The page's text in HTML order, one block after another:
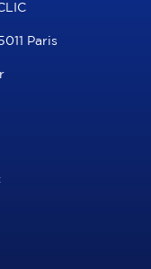
Paris